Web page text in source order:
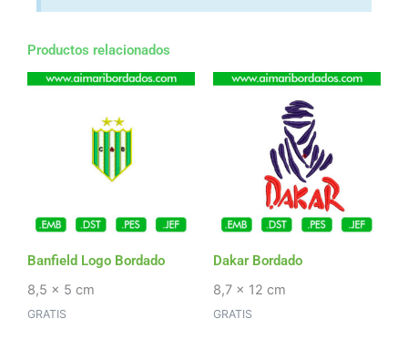
Productos relacionados
Banfield Logo Bordado
8,5 x 5 cm
GRATIS
Dakar Bordado
8,7 x 12 cm
GRATIS